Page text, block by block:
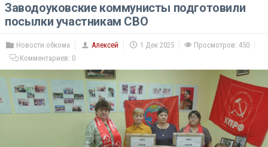
Заводоуковские коммунисты подготовили
посылки участникам СВО
Новости обкома Алексей 1 Дек 2025
Просмотров: 450
Комментариев: 0